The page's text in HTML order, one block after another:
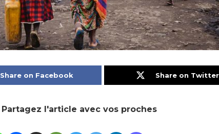
Share on Facebook Share on Twitter
Partagez l'article avec vos proches